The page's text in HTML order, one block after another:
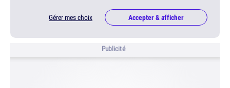
Gérer mes choix Accepter & afficher
Publicité